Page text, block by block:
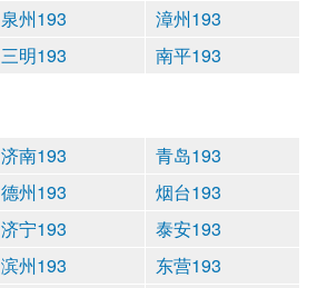
泉州193
漳州193
三明193 南平193
济南193
青岛193
德州193
烟台193
济宁193
泰安193
滨州193
东营193